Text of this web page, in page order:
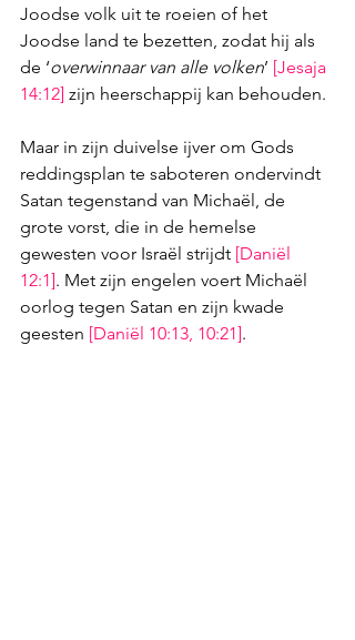
Joodse volk uit te roeien of het
Joodse land te bezetten, zodat hij als
de ‘overwinnaar van alle volken’ [Jesaja
14:12] zijn heerschappij kan behouden.
Maar in zijn duivelse ijver om Gods
reddingsplan te saboteren ondervindt
Satan tegenstand van Michaël, de
grote vorst, die in de hemelse
gewesten voor Israël strijdt [Daniël
12:1]. Met zijn engelen voert Michaël
oorlog tegen Satan en zijn kwade
geesten [Daniël 10:13, 10:21].